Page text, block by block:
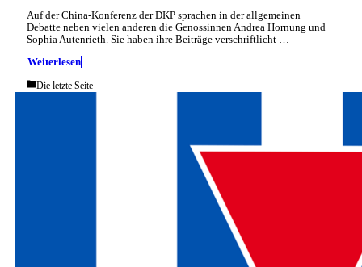
Auf der China-Konferenz der DKP sprachen in der allgemeinen
Debatte neben vielen anderen die Genossinnen Andrea Hornung und
Sophia Autenrieth. Sie haben ihre Beiträge verschriftlicht …
Weiterlesen
Categories
Die letzte Seite